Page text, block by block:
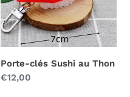
Thon
Porte-clés Sushi au Thon
Prix
€12,00